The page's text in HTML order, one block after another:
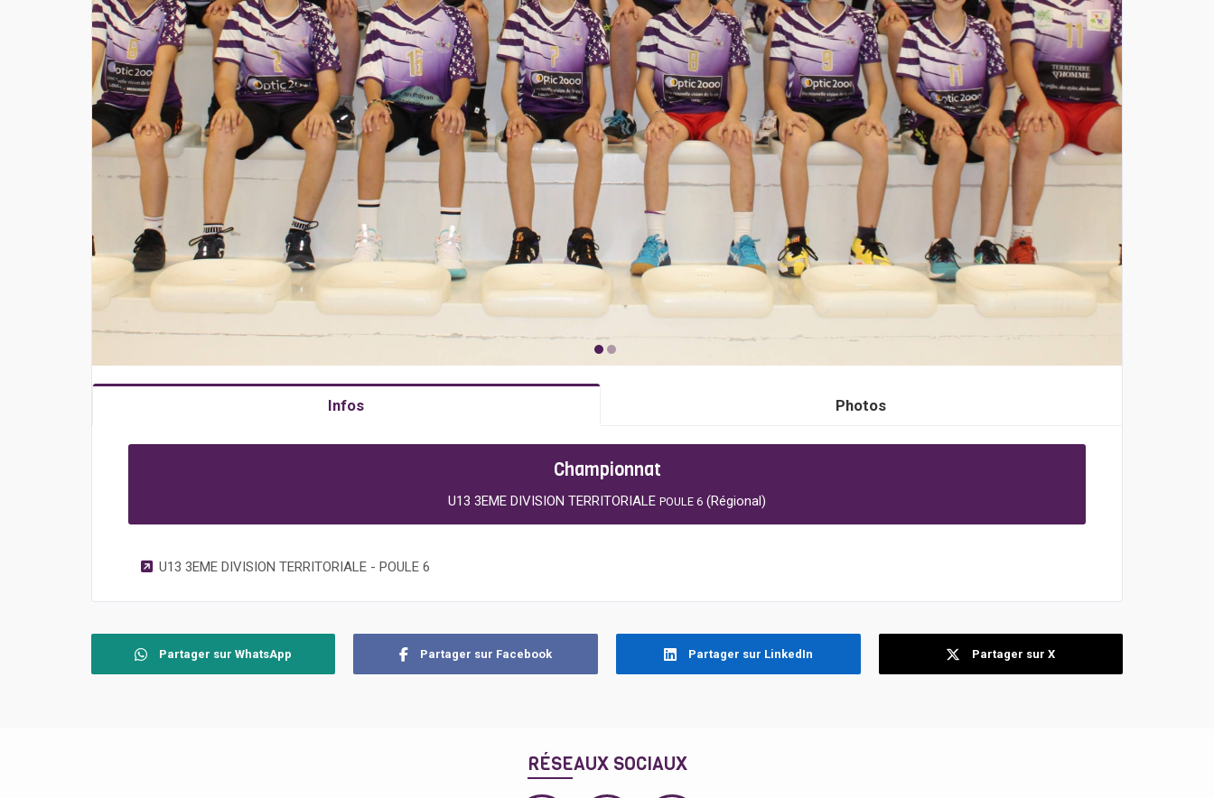
Infos Photos
Championnat
U13 3EME DIVISION TERRITORIALE POULE 6 (Régional)
U13 3EME DIVISION TERRITORIALE - POULE 6
Partager sur WhatsApp Partager sur Facebook Partager sur LinkedIn Partager sur X
RÉSEAUX SOCIAUX